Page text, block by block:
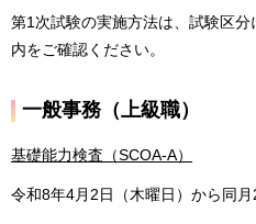
第1次試験の実施方法は、試験区
内をご確認ください。
一般事務（上級職）
基礎能力検査（SCOA-A）
令和8年4月2日（木曜日）から同